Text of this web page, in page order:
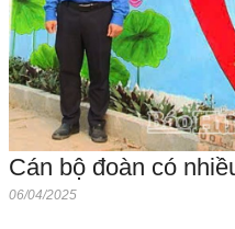
Cán bộ đoàn có
06/04/2025